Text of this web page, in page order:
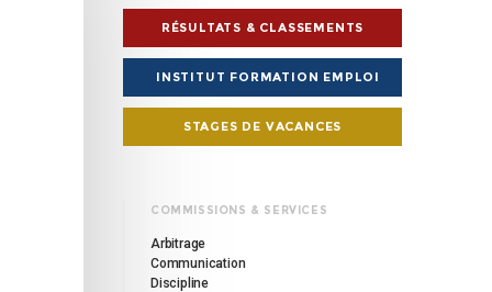
RÉSULTATS & CLASSEMENTS
INSTITUT FORMATION EMPLOI
STAGES DE VACANCES
COMMISSIONS & SERVICES
Arbitrage
Communication
Discipline